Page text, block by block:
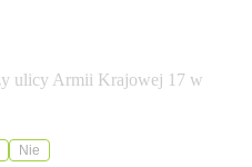
ulicy Armii Krajowej 17 w
Nie